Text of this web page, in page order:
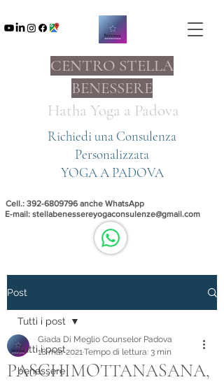
Cell.: 392-6809796 anche WhatsApp
E-mail: stellabenessereyogaconsulenze@gmail.com
CENTRO STELLA
BENESSERE
Hatha Yoga a Padova
Richiedi una Consulenza
Personalizzata
YOGA A PADOVA
Post
Tutti i post
benessere
Tutti i post
PASCHIMOTTANASANA,
Giada Di Meglio Counselor Padova
18 mar 2021Tempo di lettura: 3 min